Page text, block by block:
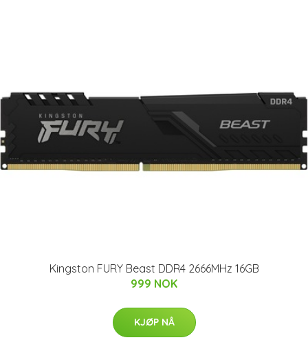
Kingston FURY Beast DDR4 2666MHz 16GB
999 NOK
KJØP NÅ